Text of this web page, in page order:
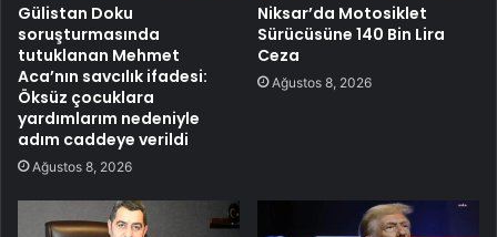
Gülistan Doku
soruşturmasında
tutuklanan Mehmet
Aca’nın savcılık ifadesi:
Öksüz çocuklara
yardımlarım nedeniyle
adım caddeye verildi
Ağustos 8, 2026
Niksar’da Motosiklet
Sürücüsüne 140 Bin Lira
Ceza
Ağustos 8, 2026